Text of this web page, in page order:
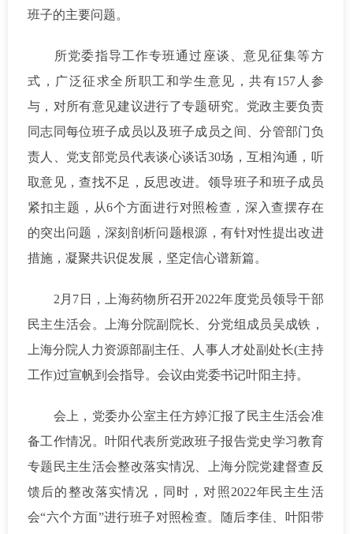
班子的主要问题。
所党委指导工作专班通过座谈、意见征集等方
式，广泛征求全所职工和学生意见，共有157人参
与，对所有意见建议进行了专题研究。党政主要负责
同志同每位班子成员以及班子成员之间、分管部门负
责人、党支部党员代表谈心谈话30场，互相沟通，听
取意见，查找不足，反思改进。领导班子和班子成员
紧扣主题，从6个方面进行对照检查，深入查摆存在
的突出问题，深刻剖析问题根源，有针对性提出改进
措施，凝聚共识促发展，坚定信心谱新篇。
2月7日，上海药物所召开2022年度党员领导干部
民主生活会。上海分院副院长、分党组成员吴成铁，
上海分院人力资源部副主任、人事人才处副处长(主持
工作)过宣帆到会指导。会议由党委书记叶阳主持。
会上，党委办公室主任方婷汇报了民主生活会准
备工作情况。叶阳代表所党政班子报告党史学习教育
专题民主生活会整改落实情况、上海分院党建督查反
馈后的整改落实情况，同时，对照2022年民主生活
会“六个方面”进行班子对照检查。随后李佳、叶阳带